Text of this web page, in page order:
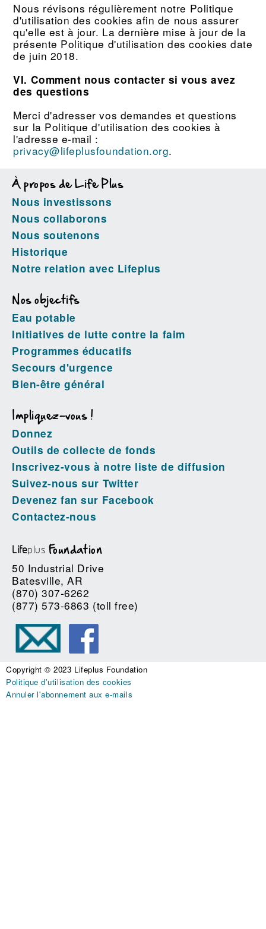
Nous révisons régulièrement notre Politique
d'utilisation des cookies afin de nous assurer
qu'elle est à jour. La dernière mise à jour de la
présente Politique d'utilisation des cookies date
de juin 2018.
VI. Comment nous contacter si vous avez
des questions
Merci d'adresser vos demandes et questions
sur la Politique d'utilisation des cookies à
l'adresse e-mail :
privacy@lifeplusfoundation.org.
À propos de Life Plus
Nous investissons
Nous collaborons
Nous soutenons
Historique
Notre relation avec Lifeplus
Nos objectifs
Eau potable
Initiatives de lutte contre la faim
Programmes éducatifs
Secours d'urgence
Bien-être général
Impliquez-vous !
Donnez
Outils de collecte de fonds
Inscrivez-vous à notre liste de diffusion
Suivez-nous sur Twitter
Devenez fan sur Facebook
Contactez-nous
Lifeplus Foundation
50 Industrial Drive
Batesville, AR
(870) 307-6262
(877) 573-6863 (toll free)
Copyright © 2023 Lifeplus Foundation
Politique d'utilisation des cookies
Annuler l'abonnement aux e-mails